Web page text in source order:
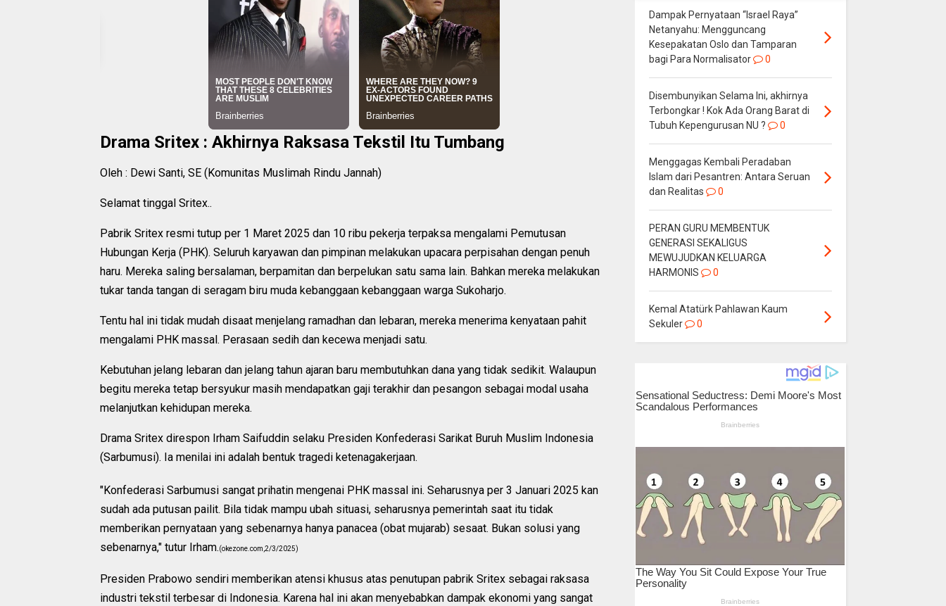
Drama Sritex : Akhirnya Raksasa Tekstil Itu Tumbang
Oleh : Dewi Santi, SE (Komunitas Muslimah Rindu Jannah)
Selamat tinggal Sritex..
Pabrik Sritex resmi tutup per 1 Maret 2025 dan 10 ribu pekerja terpaksa mengalami Pemutusan
Hubungan Kerja (PHK). Seluruh karyawan dan pimpinan melakukan upacara perpisahan dengan penuh
haru. Mereka saling bersalaman, berpamitan dan berpelukan satu sama lain. Bahkan mereka melakukan
tukar tanda tangan di seragam biru muda kebanggaan kebanggaan warga Sukoharjo.
Tentu hal ini tidak mudah disaat menjelang ramadhan dan lebaran, mereka menerima kenyataan pahit
mengalami PHK massal. Perasaan sedih dan kecewa menjadi satu.
Kebutuhan jelang lebaran dan jelang tahun ajaran baru membutuhkan dana yang tidak sedikit. Walaupun
begitu mereka tetap bersyukur masih mendapatkan gaji terakhir dan pesangon sebagai modal usaha
melanjutkan kehidupan mereka.
Drama Sritex direspon Irham Saifuddin selaku Presiden Konfederasi Sarikat Buruh Muslim Indonesia
(Sarbumusi). Ia menilai ini adalah bentuk tragedi ketenagakerjaan.
"Konfederasi Sarbumusi sangat prihatin mengenai PHK massal ini. Seharusnya per 3 Januari 2025 kan
sudah ada putusan pailit. Bila tidak mampu ubah situasi, seharusnya pemerintah saat itu tidak
memberikan pernyataan yang sebenarnya hanya panacea (obat mujarab) sesaat. Bukan solusi yang
sebenarnya," tutur Irham.(okezone.com,2/3/2025)
Presiden Prabowo sendiri memberikan atensi khusus atas penutupan pabrik Sritex sebagai raksasa
industri tekstil terbesar di Indonesia. Karena hal ini akan menyebabkan dampak ekonomi yang sangat
Dampak Pernyataan “Israel Raya”
Netanyahu: Mengguncang
Kesepakatan Oslo dan Tamparan
bagi Para Normalisator
0
Disembunyikan Selama Ini, akhirnya
Terbongkar ! Kok Ada Orang Barat di
Tubuh Kepengurusan NU ?
0
Menggagas Kembali Peradaban
Islam dari Pesantren: Antara Seruan
dan Realitas
0
PERAN GURU MEMBENTUK
GENERASI SEKALIGUS
MEWUJUDKAN KELUARGA
HARMONIS
0
Kemal Atatürk Pahlawan Kaum
Sekuler
0